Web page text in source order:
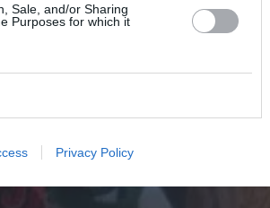
Sale, and/or Sharing
Purposes for which it
Privacy Policy